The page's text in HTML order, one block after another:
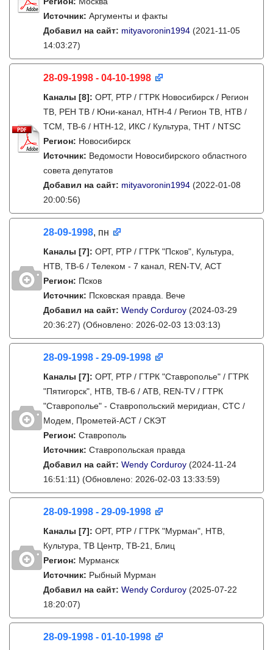
Источник: Аргументы и факты
Добавил на сайт: mityavoronin1994 (2021-11-05
14:03:27)
28-09-1998 - 04-10-1998
Каналы [8]: ОРТ, РТР / ГТРК Новосибирск / Регион
ТВ, РЕН ТВ / Юни-канал, НТН-4 / Регион ТВ, НТВ /
ТСМ, ТВ-6 / НТН-12, ИКС / Культура, ТНТ / NTSC
Регион: Новосибирск
Источник: Ведомости Новосибирского областного
совета депутатов
Добавил на сайт: mityavoronin1994 (2022-01-08
20:00:56)
28-09-1998, пн
Каналы [7]: ОРТ, РТР / ГТРК "Псков", Культура,
НТВ, ТВ-6 / Телеком - 7 канал, REN-TV, АСТ
Регион: Псков
Источник: Псковская правда. Вече
Добавил на сайт: Wendy Corduroy (2024-03-29
20:36:27) (Обновлено: 2026-02-03 13:03:13)
28-09-1998 - 29-09-1998
Каналы [7]: ОРТ, РТР / ГТРК "Ставрополье" / ГТРК
"Пятигорск", НТВ, ТВ-6 / АТВ, REN-TV / ГТРК
"Ставрополье" - Ставропольский меридиан, СТС /
Модем, Прометей-АСТ / СКЭТ
Регион: Ставрополь
Источник: Ставропольская правда
Добавил на сайт: Wendy Corduroy (2024-11-24
16:51:11) (Обновлено: 2026-02-03 13:33:59)
28-09-1998 - 29-09-1998
Каналы [7]: ОРТ, РТР / ГТРК "Мурман", НТВ,
Культура, ТВ Центр, ТВ-21, Блиц
Регион: Мурманск
Источник: Рыбный Мурман
Добавил на сайт: Wendy Corduroy (2025-07-22
18:20:07)
28-09-1998 - 01-10-1998